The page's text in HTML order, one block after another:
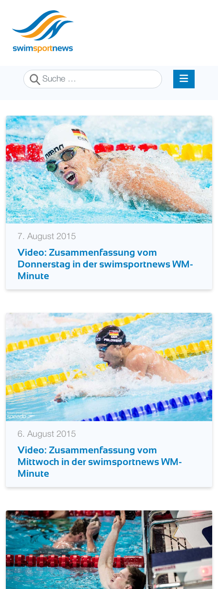
Suchen
7. August 2015
Video: Zusammenfassung vom
Donnerstag in der swimsportnews WM-
Minute
6. August 2015
Video: Zusammenfassung vom
Mittwoch in der swimsportnews WM-
Minute